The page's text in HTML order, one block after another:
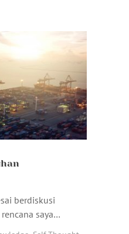
berdiskusi
saya…